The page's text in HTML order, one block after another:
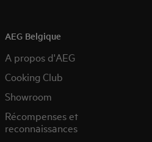
AEG Belgique
A propos d'AEG
Cooking Club
Showroom
Récompenses et
reconnaissances